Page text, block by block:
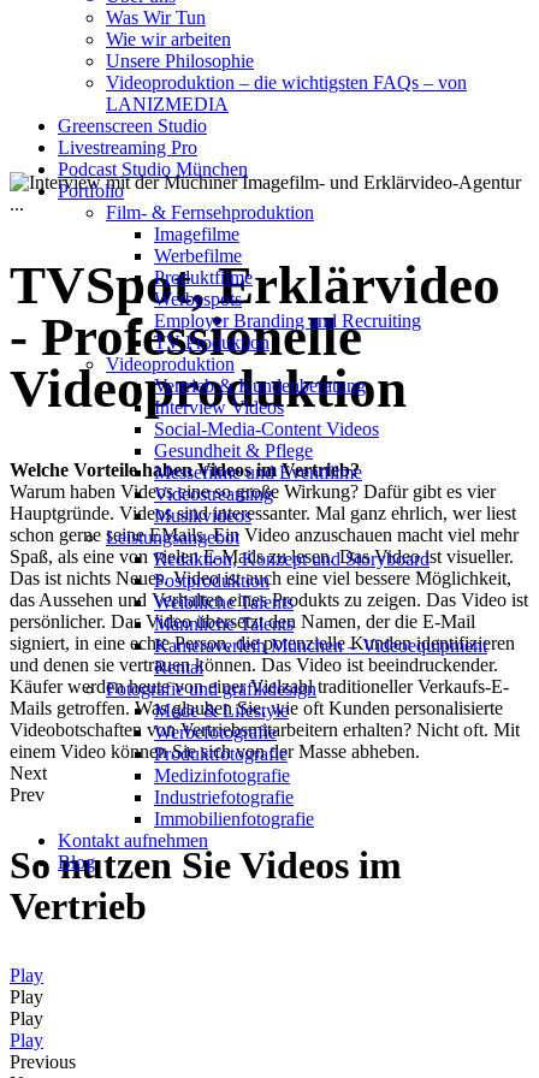
Was Wir Tun
Wie wir arbeiten
Unsere Philosophie
Videoproduktion – die wichtigsten FAQs – von
LANIZMEDIA
Greenscreen Studio
Livestreaming Pro
Podcast Studio München
Portfolio
Film- & Fernsehproduktion
Imagefilme
Werbefilme
Produktfilme
Werbespots
Employer Branding and Recruiting
TV Produktion
Videoproduktion
Vertrieb & Kundenberatung
Interview Videos
Social-Media-Content Videos
Gesundheit & Pflege
Mes­se­filme und Eventfilme
Video­strea­ming
Musikvideos
Leis­tungs­an­ge­bot
Redak­ti­on, Kon­zept und Storyboard
Post­pro­duk­ti­on
Weiblliche Talents
Männliche Talents
Kameraverleih München – Videoequipment
Rental
Fotografie und grafikdesign
Mode & Lifestyle
Werbefotografie
Produktfotografie
Medizinfotografie
Industriefotografie
Immobilienfotografie
Kontakt aufnehmen
Blog
begeistern Ihre
Zielgruppe
TVSpot, Erklärvideo
- Professionelle
Videoproduktion
Welche Vorteile haben Videos im Vertrieb?
Warum haben Videos eine so große Wirkung? Dafür gibt es vier
Hauptgründe. Videos sind interessanter. Mal ganz ehrlich, wer liest
schon gerne seine EMails. Ein Video anzuschauen macht viel mehr
Spaß, als eine von vielen E-Mails zu lesen. Das Video ist visueller.
Das ist nichts Neues. Video ist auch eine viel bessere Möglichkeit,
das Aussehen und Verhalten eines Produkts zu zeigen. Das Video ist
persönlicher. Das Video übersetzt den Namen, der die E-Mail
signiert, in eine echte Person, die potenzielle Kunden identifizieren
und denen sie vertrauen können. Das Video ist beeindruckender.
Käufer werden heute von einer Vielzahl traditioneller Verkaufs-E-
Mails getroffen. Was glauben Sie, wie oft Kunden personalisierte
Videobotschaften von Vertriebsmitarbeitern erhalten? Nicht oft. Mit
einem Video können Sie sich von der Masse abheben.
Next
Prev
So nutzen Sie Videos im
Vertrieb
Play
Play
Play
Play
Previous